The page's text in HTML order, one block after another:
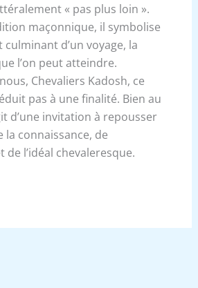
« pas plus loin ».
maçonnique, il symbolise
d’un voyage, la
l’on peut atteindre.
Chevaliers Kadosh, ce
pas à une finalité. Bien au
d’une invitation à repousser
la connaissance, de
de l’idéal chevaleresque.